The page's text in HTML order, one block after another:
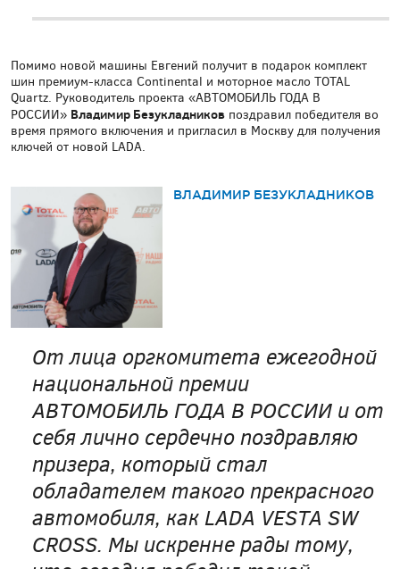
Помимо новой машины Евгений получит в подарок комплект
шин премиум-класса Continental и моторное масло TOTAL
Quartz. Руководитель проекта «АВТОМОБИЛЬ ГОДА В
РОССИИ» Владимир Безукладников поздравил победителя во
время прямого включения и пригласил в Москву для получения
ключей от новой LADA.
ВЛАДИМИР БЕЗУКЛАДНИКОВ
От лица оргкомитета ежегодной
национальной премии
АВТОМОБИЛЬ ГОДА В РОССИИ и от
себя лично сердечно поздравляю
призера, который стал
обладателем такого прекрасного
автомобиля, как LADA VESTA SW
CROSS. Мы искренне рады тому,